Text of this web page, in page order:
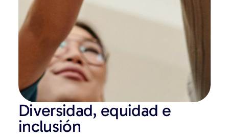
Diversidad, equidad e
inclusión